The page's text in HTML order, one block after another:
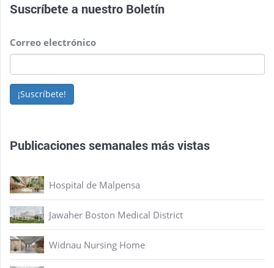
Suscríbete a nuestro Boletín
Correo electrónico
¡Suscríbete!
Publicaciones semanales más vistas
Hospital de Malpensa
Jawaher Boston Medical District
Widnau Nursing Home